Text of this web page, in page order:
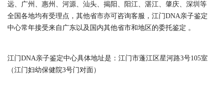
远、广州、惠州、河源、汕头、揭阳、阳江、湛江、肇庆、深圳等
全国各地均有受理点，其他省市亦可咨询客服，江门DNA亲子鉴定
中心常年接受来自广东以及国内其他省市和地区的委托鉴定 。
江门DNA亲子鉴定中心具体地址是：江门市蓬江区星河路3号105室
（江门妇幼保健院3号门对面）